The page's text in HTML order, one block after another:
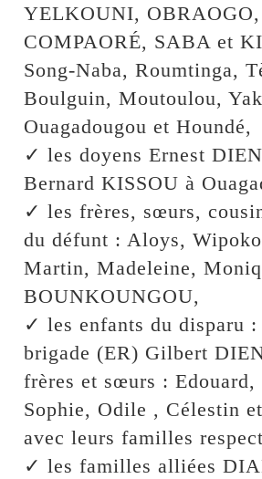
YELKOUNI, OBRAOGO,
COMPAORÉ, SABA et
Song-Naba, Roumtinga,
Boulguin, Moutoulou,
Ouagadougou et Houndé,
✓ les doyens Ernest
Bernard KISSOU à
✓ les frères, sœurs,
du défunt : Aloys,
Martin, Madeleine,
BOUNKOUNGOU,
✓ les enfants du disparu :
brigade (ER) Gilbert
frères et sœurs : Edouard,
Sophie, Odile , Célestin
avec leurs familles
✓ les familles alliées